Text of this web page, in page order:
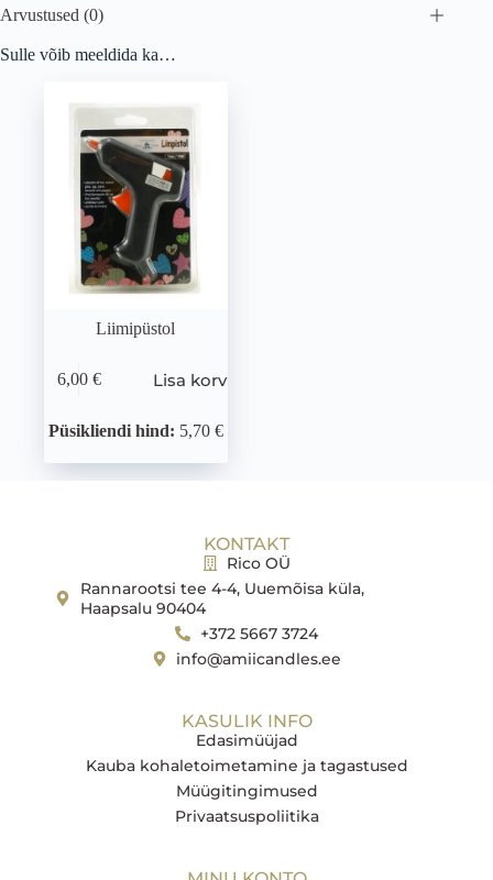
Arvustused (0)
Sulle võib meeldida ka…
Liimipüstol
6,00 € Lisa korvi
Püsikliendi hind: 5,70 €
KONTAKT
Rico OÜ
Rannarootsi tee 4-4, Uuemõisa küla,
Haapsalu 90404
+372 5667 3724
info@amiicandles.ee
KASULIK INFO
Edasimüüjad
Kauba kohaletoimetamine ja tagastused
Müügitingimused
Privaatsuspoliitika